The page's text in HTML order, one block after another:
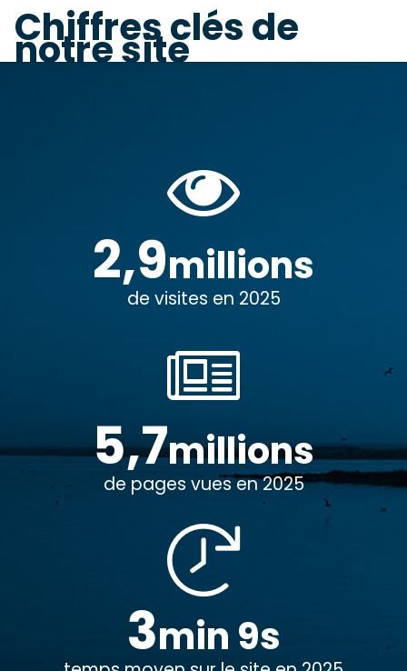
Chiffres clés de
notre site
2,9millions
de visites en 2025
5,7millions
de pages vues en 2025
3min 9s